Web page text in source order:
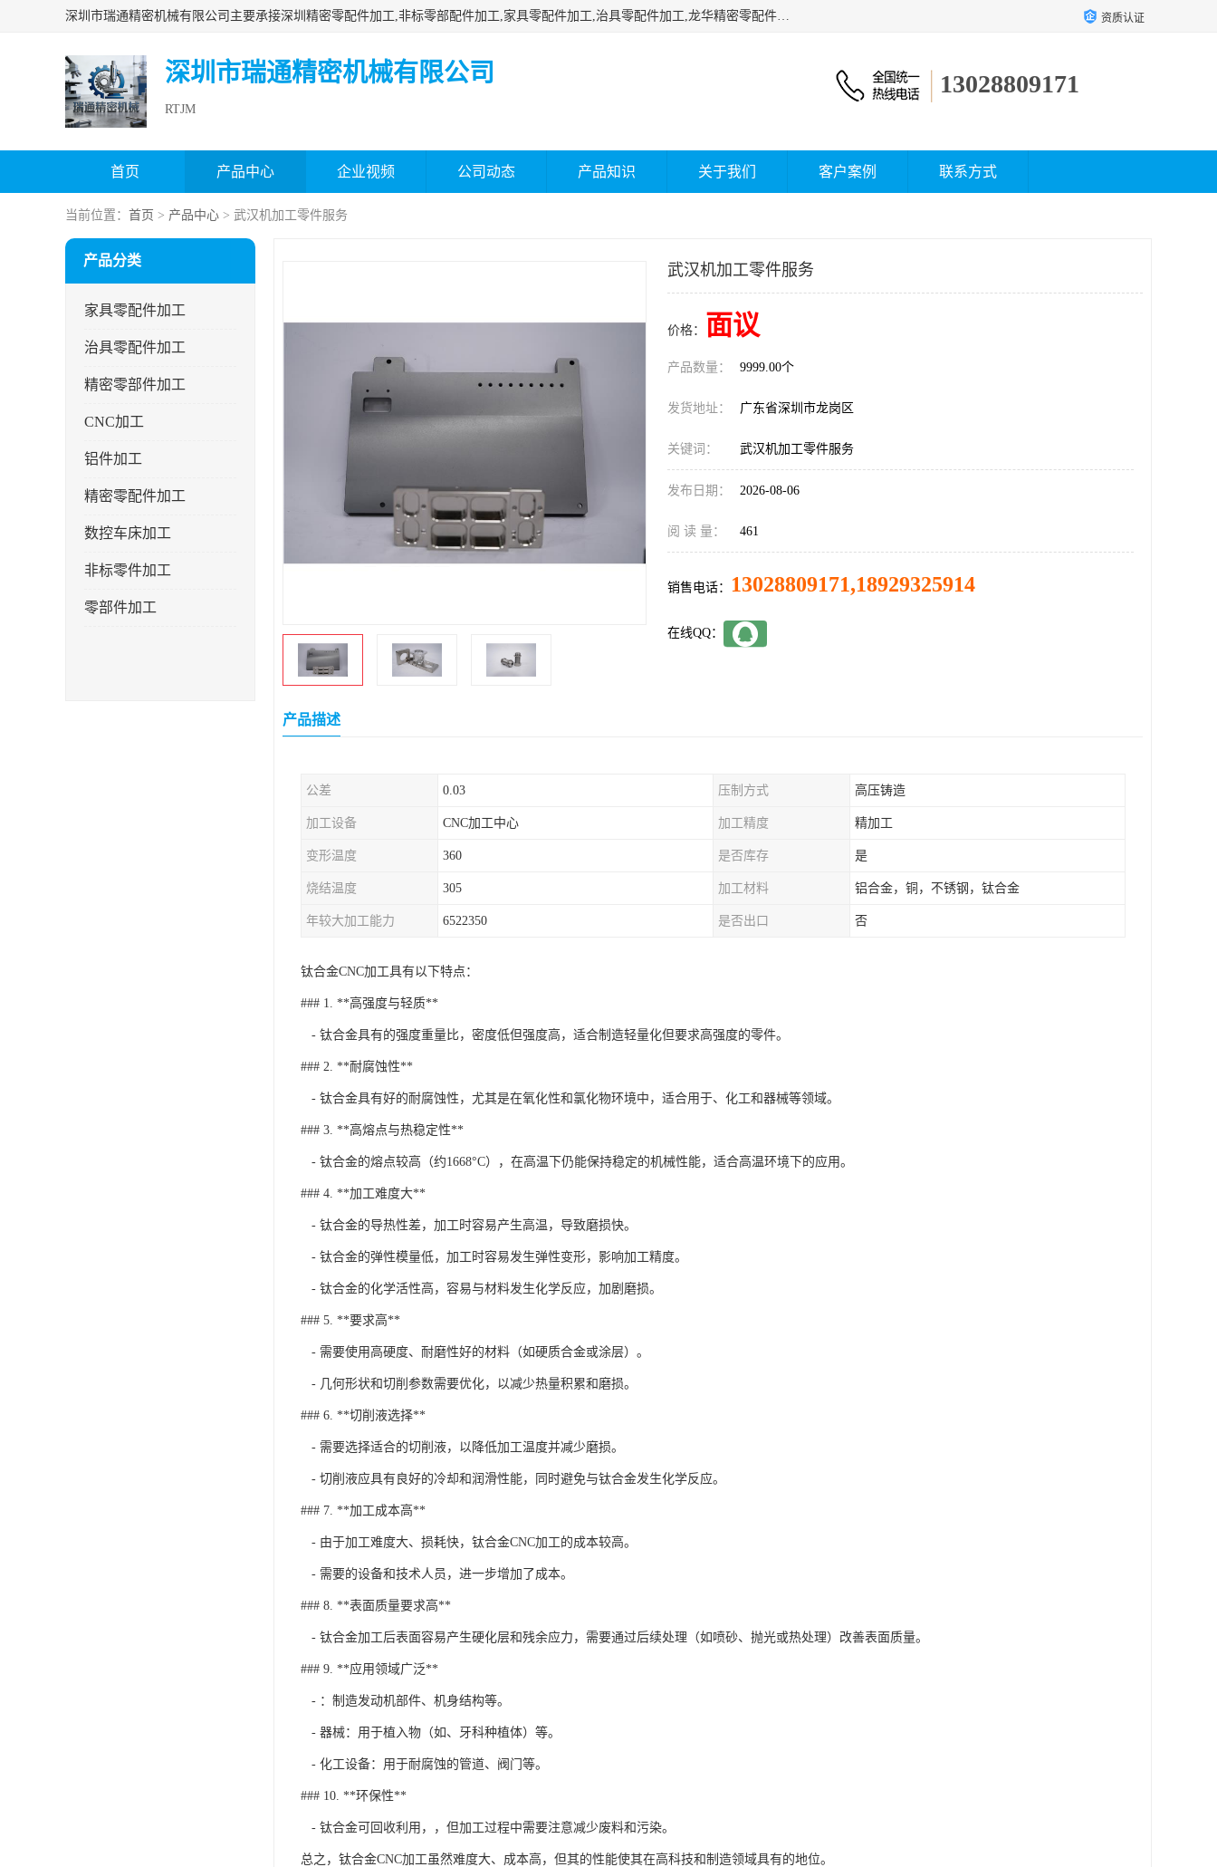
深圳市瑞通精密机械有限公司主要承接深圳精密零配件加工,非标零部配件加工,家具零配件加工,治具零配件加工,龙华精密零配件加工等各种各种精密机械加工，欢迎来来电咨询！ 资质认证
深圳市瑞通精密机械有限公司
RTJM
13028809171
首页 产品中心 企业视频 公司动态 产品知识 关于我们 客户案例 联系方式
当前位置： 首页 > 产品中心 > 武汉机加工零件服务
产品分类
家具零配件加工
治具零配件加工
精密零部件加工
CNC加工
铝件加工
精密零配件加工
数控车床加工
非标零件加工
零部件加工
武汉机加工零件服务
价格： 面议
产品数量： 9999.00个
发货地址： 广东省深圳市龙岗区
关键词： 武汉机加工零件服务
发布日期： 2026-08-06
阅 读 量： 461
销售电话： 13028809171,18929325914
在线QQ：
产品描述
公差 0.03 压制方式 高压铸造
加工设备 CNC加工中心 加工精度 精加工
变形温度 360 是否库存 是
烧结温度 305 加工材料 铝合金，铜，不锈钢，钛合金
年较大加工能力 6522350 是否出口 否
钛合金CNC加工具有以下特点：
### 1. **高强度与轻质**
- 钛合金具有的强度重量比，密度低但强度高，适合制造轻量化但要求高强度的零件。
### 2. **耐腐蚀性**
- 钛合金具有好的耐腐蚀性，尤其是在氧化性和氯化物环境中，适合用于、化工和器械等领域。
### 3. **高熔点与热稳定性**
- 钛合金的熔点较高（约1668°C），在高温下仍能保持稳定的机械性能，适合高温环境下的应用。
### 4. **加工难度大**
- 钛合金的导热性差，加工时容易产生高温，导致磨损快。
- 钛合金的弹性模量低，加工时容易发生弹性变形，影响加工精度。
- 钛合金的化学活性高，容易与材料发生化学反应，加剧磨损。
### 5. **要求高**
- 需要使用高硬度、耐磨性好的材料（如硬质合金或涂层）。
- 几何形状和切削参数需要优化，以减少热量积累和磨损。
### 6. **切削液选择**
- 需要选择适合的切削液，以降低加工温度并减少磨损。
- 切削液应具有良好的冷却和润滑性能，同时避免与钛合金发生化学反应。
### 7. **加工成本高**
- 由于加工难度大、损耗快，钛合金CNC加工的成本较高。
- 需要的设备和技术人员，进一步增加了成本。
### 8. **表面质量要求高**
- 钛合金加工后表面容易产生硬化层和残余应力，需要通过后续处理（如喷砂、抛光或热处理）改善表面质量。
### 9. **应用领域广泛**
- ：制造发动机部件、机身结构等。
- 器械：用于植入物（如、牙科种植体）等。
- 化工设备：用于耐腐蚀的管道、阀门等。
### 10. **环保性**
- 钛合金可回收利用，，但加工过程中需要注意减少废料和污染。
总之，钛合金CNC加工虽然难度大、成本高，但其的性能使其在高科技和制造领域具有的地位。